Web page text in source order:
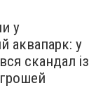
у
аквапарк: у
скандал із